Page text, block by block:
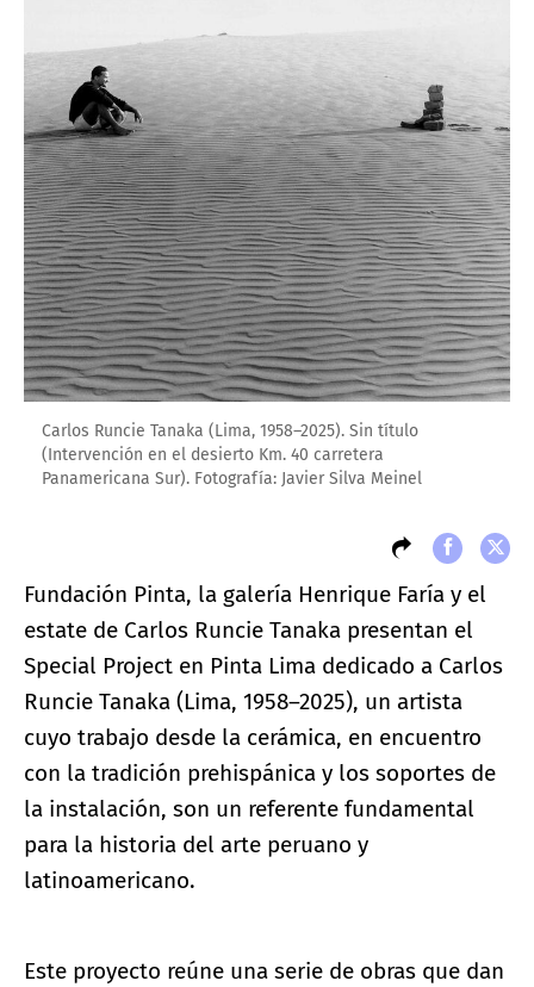
Carlos Runcie Tanaka (Lima, 1958–2025). Sin título
(Intervención en el desierto Km. 40 carretera
Panamericana Sur). Fotografía: Javier Silva Meinel
Fundación Pinta, la galería Henrique Faría y el
estate de Carlos Runcie Tanaka presentan el
Special Project en Pinta Lima dedicado a Carlos
Runcie Tanaka (Lima, 1958–2025), un artista
cuyo trabajo desde la cerámica, en encuentro
con la tradición prehispánica y los soportes de
la instalación, son un referente fundamental
para la historia del arte peruano y
latinoamericano.
Este proyecto reúne una serie de obras que dan